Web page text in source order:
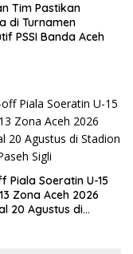
Tim Pastikan
di Turnamen
PSSI Banda Aceh
Piala Soeratin U-15
Zona Aceh 2026
20 Agustus di